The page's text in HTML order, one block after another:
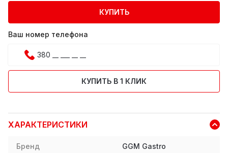
КУПИТЬ
Ваш номер телефона
КУПИТЬ В 1 КЛИК
ХАРАКТЕРИСТИКИ
Бренд GGM Gastro